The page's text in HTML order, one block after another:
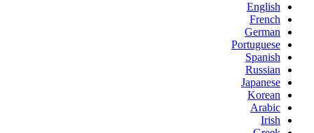
English
French
German
Portuguese
Spanish
Russian
Japanese
Korean
Arabic
Irish